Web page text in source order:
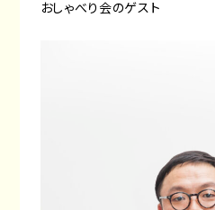
おしゃべり会のゲスト